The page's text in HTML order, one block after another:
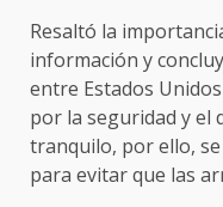
Resaltó la
información y
entre Estados
por la seguridad y el
tranquilo, por ello,
para evitar que las